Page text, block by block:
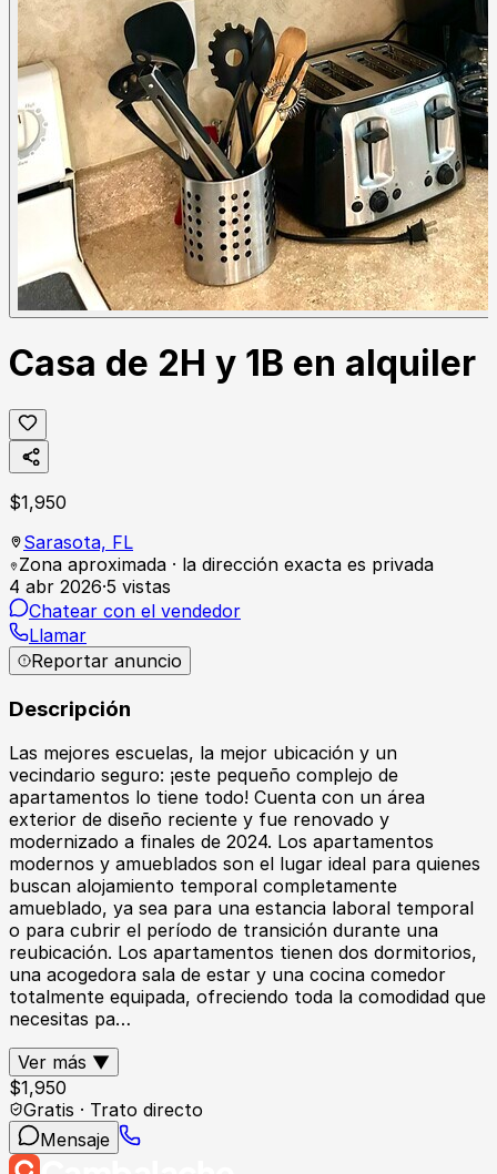
Casa de 2H y 1B en alquiler
$1,950
Sarasota, FL
Zona aproximada · la dirección exacta es privada
4 abr 2026·5 vistas
Chatear con el vendedor
Llamar
Reportar anuncio
Descripción
Las mejores escuelas, la mejor ubicación y un
vecindario seguro: ¡este pequeño complejo de
apartamentos lo tiene todo! Cuenta con un área
exterior de diseño reciente y fue renovado y
modernizado a finales de 2024. Los apartamentos
modernos y amueblados son el lugar ideal para quienes
buscan alojamiento temporal completamente
amueblado, ya sea para una estancia laboral temporal
o para cubrir el período de transición durante una
reubicación. Los apartamentos tienen dos dormitorios,
una acogedora sala de estar y una cocina comedor
totalmente equipada, ofreciendo toda la comodidad que
necesitas pa…
Ver más ▼
$1,950
Gratis · Trato directo
Mensaje